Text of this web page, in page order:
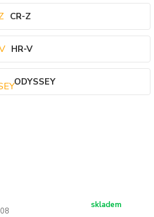
CR-Z
HR-V
ODYSSEY
skladem